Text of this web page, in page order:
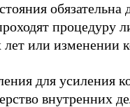
обязательна
процедуру
лет или изменении
для усиления
внутренних